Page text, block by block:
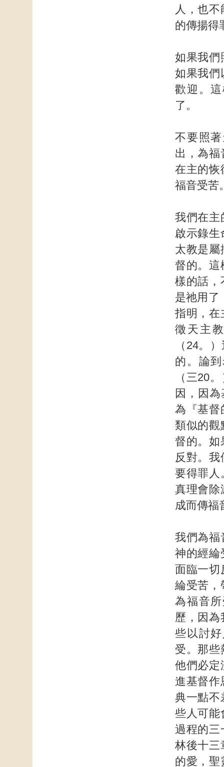
人，也
的傳揚得
如果我們
如果我們
歡迎。
了。
不要照
出，為福
在主的恢
福音受苦
我們在主
啟示錄生
太教是屬
督的。這
樣的話，
是祂用了
指明，在
徵天主
（24。
的。論
（三20
因，因
為『基督
類似的觀
督的。如
反對。
要得罪人
真理會除
成而傳福
我們為福
神的經綸
面臨一切
綸受苦，
為福音
歷，因
些以討
受。那些
他們必定
進基督作
典一點不
些人可能
過程的三
林後十三
的愛，聖